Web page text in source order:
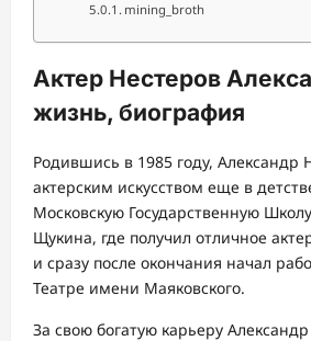
mining_broth
Актер Нестеров
жизнь, биография
Родившись в 1985 году, Александр
актерским искусством еще в
Московскую Государственную
Щукина, где получил отличное
и сразу после окончания начал
Театре имени Маяковского.
За свою богатую карьеру